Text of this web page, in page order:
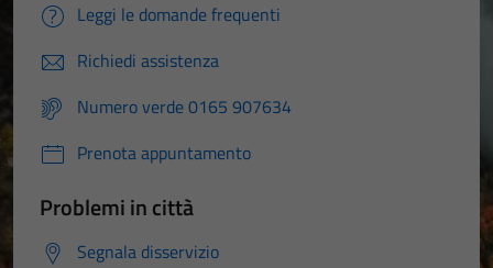
Leggi le domande frequenti
Richiedi assistenza
Numero verde 0165 907634
Prenota appuntamento
Problemi in città
Segnala disservizio